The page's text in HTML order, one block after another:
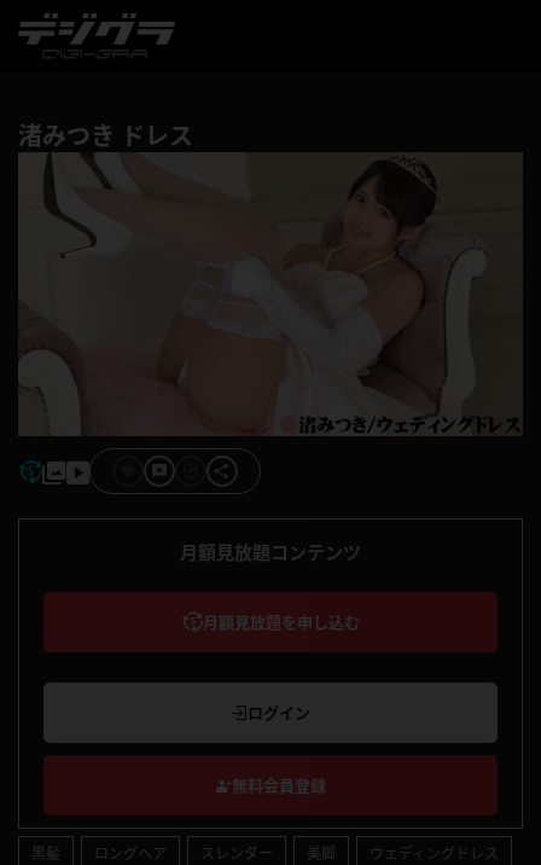
渚みつき ドレス
黒髪 ロングヘア スレンダー 美脚 ウェディングドレス
月額見放題コンテンツ
月額見放題を申し込む
ログイン
無料会員登録